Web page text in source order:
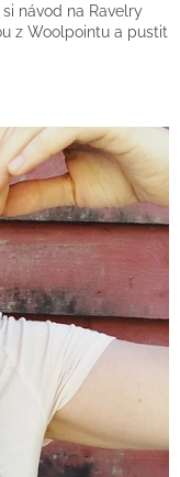
návod na Ravelry
z Woolpointu a pustit